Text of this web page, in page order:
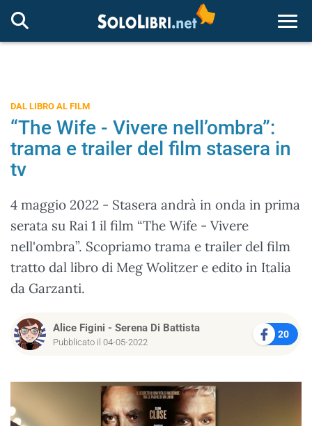
DAL LIBRO AL FILM
“The Wife - Vivere nell’ombra”:
trama e trailer del film stasera in
tv
4 maggio 2022 - Stasera andrà in onda in prima
serata su Rai 1 il film “The Wife - Vivere
nell'ombra”. Scopriamo trama e trailer del film
tratto dal libro di Meg Wolitzer e edito in Italia
da Garzanti.
Alice Figini - Serena Di Battista
Pubblicato il 04-05-2022
20